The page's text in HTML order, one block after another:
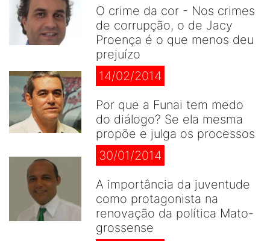
O crime da cor - Nos crimes
de corrupção, o de Jacy
Proença é o que menos deu
prejuízo
14/02/2014
Por que a Funai tem medo
do diálogo? Se ela mesma
propõe e julga os processos
30/01/2014
A importância da juventude
como protagonista na
renovação da política Mato-
grossense